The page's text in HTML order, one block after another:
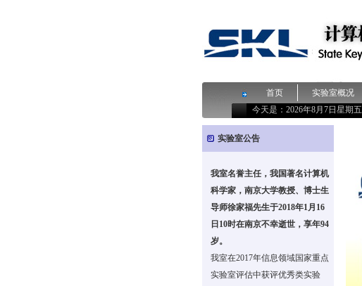
首页 实验室概况
今天是： 2026年8月7日星期五
实验室公告
我室名誉主任，我国著名计算机
科学家，南京大学教授、博士生
导师徐家福先生于2018年1月16
日10时在南京不幸逝世，享年94
岁。
我室在2017年信息领域国家重点
实验室评估中获评优秀类实验